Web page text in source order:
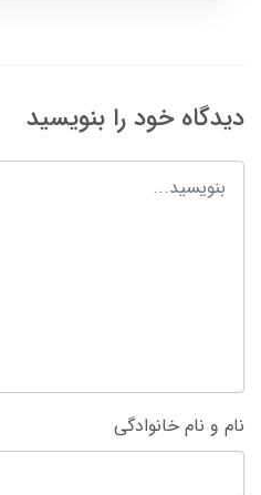
دیدگاه خود را بنویسید
نام و نام خانوادگی